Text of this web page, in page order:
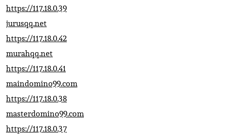
https://117.18.0.39
jurusqq.net
https://117.18.0.42
murahqq.net
https://117.18.0.41
maindomino99.com
https://117.18.0.38
masterdomino99.com
https://117.18.0.37